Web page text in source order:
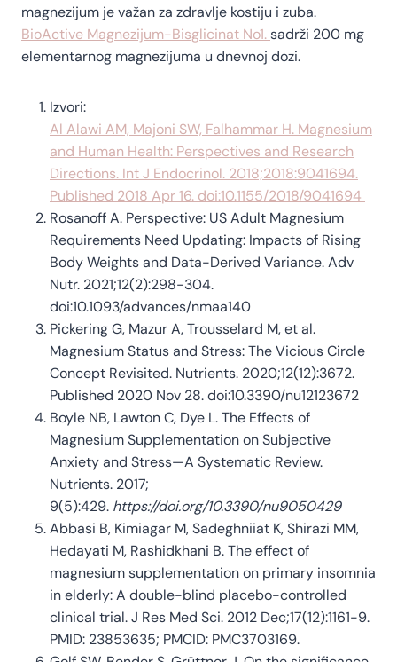
magnezijum je važan za zdravlje kostiju i zuba.
BioActive Magnezijum-Bisglicinat No1.sadrži 200 mg
elementarnog magnezijuma u dnevnoj dozi.
Izvori:
Al Alawi AM, Majoni SW, Falhammar H. Magnesium
and Human Health: Perspectives and Research
Directions. Int J Endocrinol. 2018;2018:9041694.
Published 2018 Apr 16. doi:10.1155/2018/9041694
Rosanoff A. Perspective: US Adult Magnesium
Requirements Need Updating: Impacts of Rising
Body Weights and Data-Derived Variance. Adv
Nutr. 2021;12(2):298-304.
doi:10.1093/advances/nmaa140
Pickering G, Mazur A, Trousselard M, et al.
Magnesium Status and Stress: The Vicious Circle
Concept Revisited. Nutrients. 2020;12(12):3672.
Published 2020 Nov 28. doi:10.3390/nu12123672
Boyle NB, Lawton C, Dye L. The Effects of
Magnesium Supplementation on Subjective
Anxiety and Stress—A Systematic Review.
Nutrients. 2017;
9(5):429. https://doi.org/10.3390/nu9050429
Abbasi B, Kimiagar M, Sadeghniiat K, Shirazi MM,
Hedayati M, Rashidkhani B. The effect of
magnesium supplementation on primary insomnia
in elderly: A double-blind placebo-controlled
clinical trial. J Res Med Sci. 2012 Dec;17(12):1161-9.
PMID: 23853635; PMCID: PMC3703169.